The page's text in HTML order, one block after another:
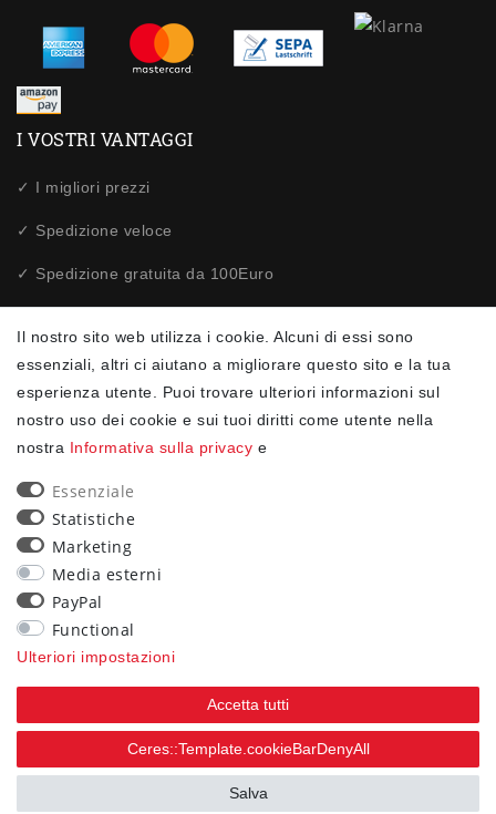
I VOSTRI VANTAGGI
✓ I migliori prezzi
✓ Spedizione veloce
✓ Spedizione gratuita da 100Euro
✓ Protezione dei dati
Il nostro sito web utilizza i cookie. Alcuni di essi sono
essenziali, altri ci aiutano a migliorare questo sito e la tua
esperienza utente. Puoi trovare ulteriori informazioni sul
nostro uso dei cookie e sui tuoi diritti come utente nella
nostra Informativa sulla privacy e
Essenziale
Statistiche
Marketing
Media esterni
PayPal
Functional
Ulteriori impostazioni
Accetta tutti
Ceres::Template.cookieBarDenyAll
Salva
NEWSLETTER
Confermo di aver letto la
.Ceres::Template.newsletterIsRequiredFootnote
90
trees were planted